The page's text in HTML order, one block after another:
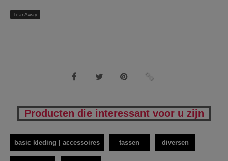
Tear Away
Producten die interessant voor u zijn
basic kleding | accessoires tassen diversen